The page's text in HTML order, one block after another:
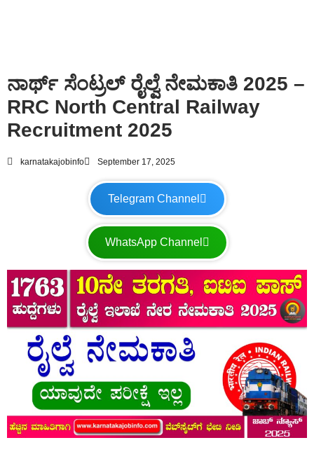
ನಾರ್ಥ್ ಸೆಂಟ್ರಲ್ ರೈಲ್ವೆ ನೇಮಕಾತಿ 2025 –
RRC North Central Railway
Recruitment 2025
karnatakajobinfo September 17, 2025
Telegram Channel
WhatsApp Channel